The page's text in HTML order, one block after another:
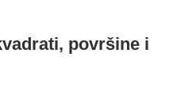
površine i